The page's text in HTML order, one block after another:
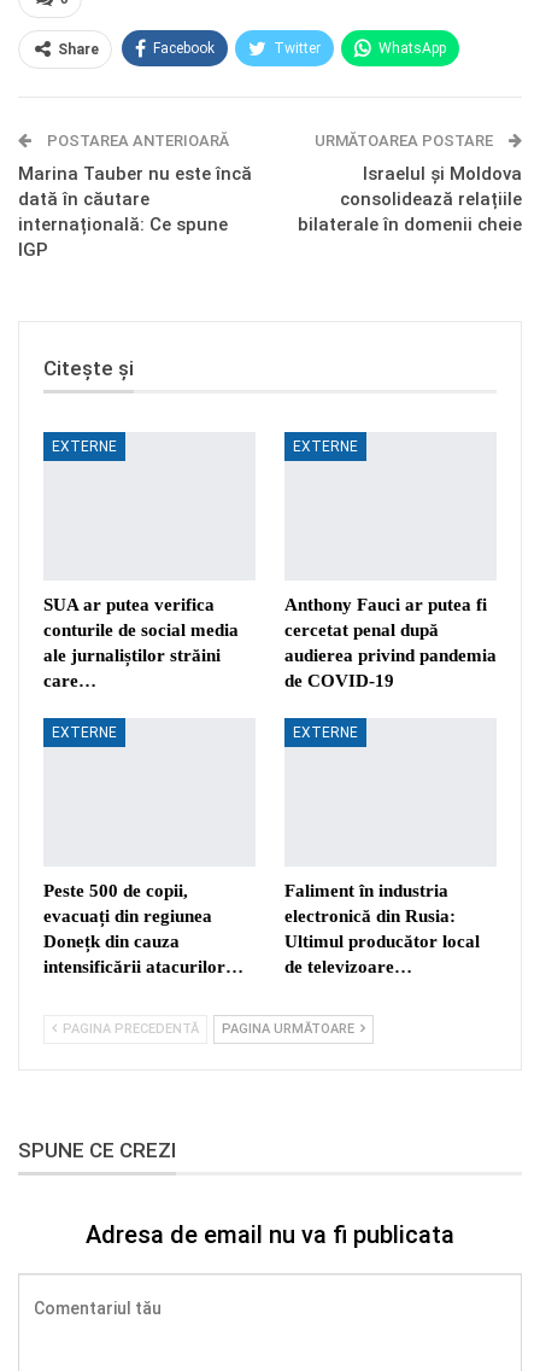
Share Facebook Twitter WhatsApp
Telegram OK.ru
POSTAREA ANTERIOARĂ
Marina Tauber nu este încă
dată în căutare
internațională: Ce spune
IGP
URMĂTOAREA POSTARE
Israelul și Moldova
consolidează relațiile
bilaterale în domenii cheie
Citește și
EXTERNE
SUA ar putea verifica
conturile de social media
ale jurnaliștilor străini
care…
EXTERNE
Anthony Fauci ar putea fi
cercetat penal după
audierea privind pandemia
de COVID-19
EXTERNE
Peste 500 de copii,
evacuați din regiunea
Donețk din cauza
intensificării atacurilor…
EXTERNE
Faliment în industria
electronică din Rusia:
Ultimul producător local
de televizoare…
PAGINA PRECEDENTĂ PAGINA URMĂTOARE
SPUNE CE CREZI
Adresa de email nu va fi publicata